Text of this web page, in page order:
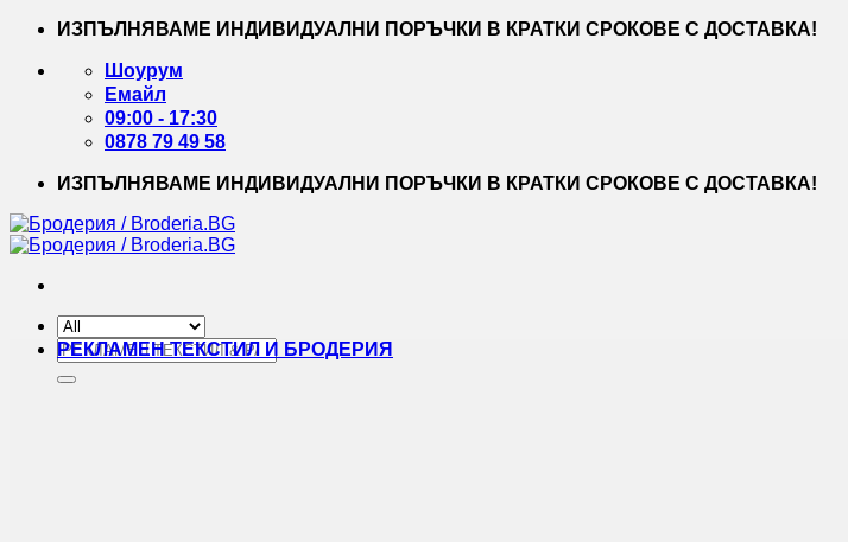
Skip
content
ИЗПЪЛНЯВАМЕ ИНДИВИДУАЛНИ ПОРЪЧКИ В КРАТКИ СРОКОВЕ С ДОСТАВКА!
Шоурум
Емайл
09:00 - 17:30
0878 79 49 58
ИЗПЪЛНЯВАМЕ ИНДИВИДУАЛНИ ПОРЪЧКИ В КРАТКИ СРОКОВЕ С ДОСТАВКА!
Търсене
за:
РЕКЛАМЕН ТЕКСТИЛ И БРОДЕРИЯ